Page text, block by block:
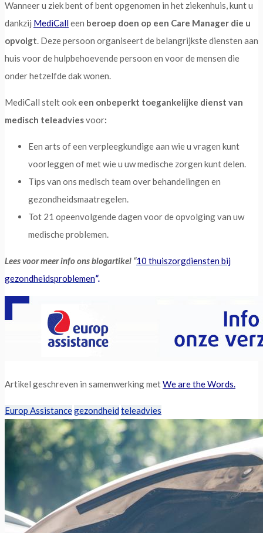
Wanneer u ziek bent of bent opgenomen in het ziekenhuis, kunt u
dankzij MediCalleen beroep doen op een Care Manager die u
opvolgt . Deze persoon organiseert de belangrijkste diensten aan
huis voor de hulpbehoevende persoon en voor de mensen die
onder hetzelfde dak wonen.
MediCall stelt ook een onbeperkt toegankelijke dienst van
medisch teleadviesvoor:
Een arts of een verpleegkundige aan wie u vragen kunt
voorleggen of met wie u uw medische zorgen kunt delen.
Tips van ons medisch team over behandelingen en
gezondheidsmaatregelen.
Tot 21 opeenvolgende dagen voor de opvolging van uw
medische problemen.
Lees voor meer info ons blogartikel “10 thuiszorgdiensten bij
gezondheidsproblemen“.
Artikel geschreven in samenwerking metWe are the Words.
Europ Assistancegezondheid teleadvies